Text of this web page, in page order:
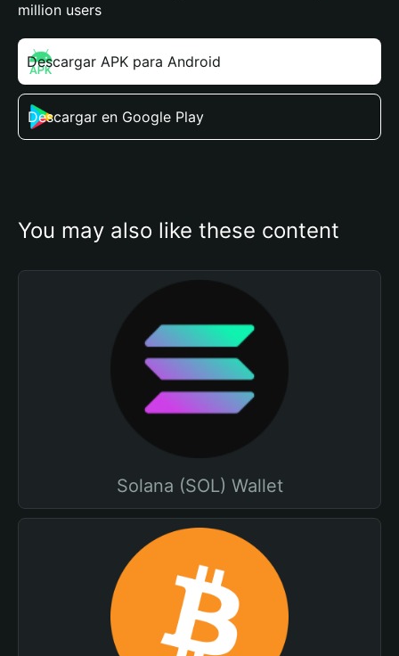
million users
Descargar APK para Android
Descargar en Google Play
You may also like these content
Solana (SOL) Wallet